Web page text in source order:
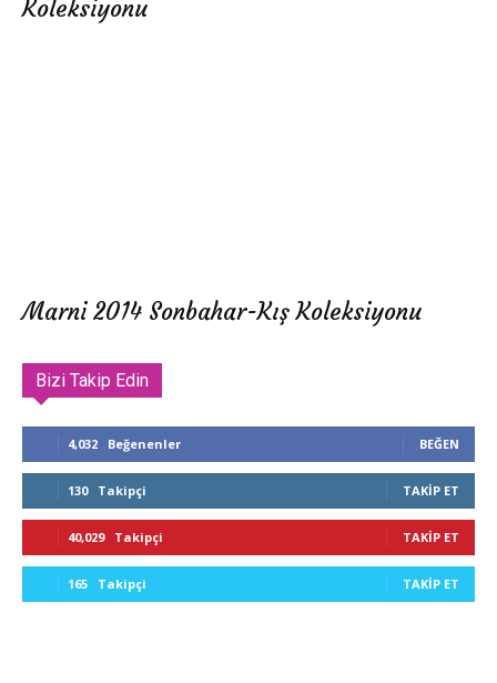
Koleksiyonu
Marni 2014 Sonbahar-Kış Koleksiyonu
Bizi Takip Edin
4,032 Beğenenler BEĞEN
130 Takipçi TAKIP ET
40,029 Takipçi TAKIP ET
165 Takipçi TAKIP ET